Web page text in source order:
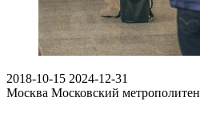
2018-10-15 2024-12-31
Москва Московский метрополитен